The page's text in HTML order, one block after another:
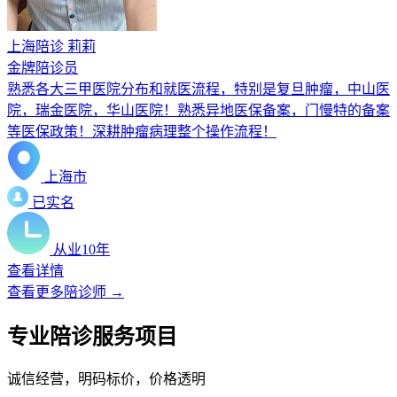
上海陪诊 莉莉
金牌陪诊员
熟悉各大三甲医院分布和就医流程，特别是复旦肿瘤，中山医
院，瑞金医院，华山医院！熟悉异地医保备案，门慢特的备案
等医保政策！深耕肿瘤病理整个操作流程！
上海市
已实名
从业10年
查看详情
查看更多陪诊师 →
专业陪诊服务项目
诚信经营，明码标价，价格透明